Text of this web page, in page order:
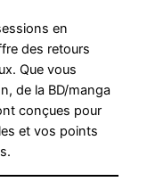
en
des retours
Que vous
de la BD/manga
conçues pour
et vos points